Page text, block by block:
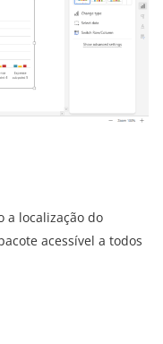
a localização do
acessível a todos